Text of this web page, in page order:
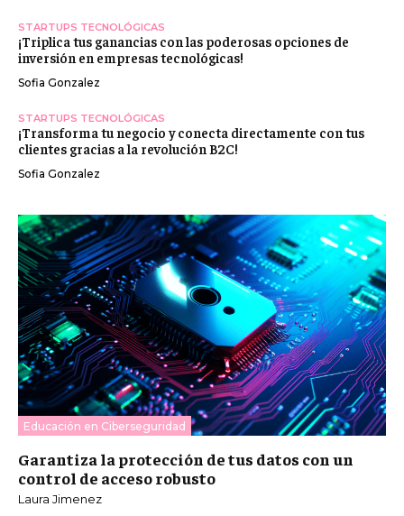
STARTUPS TECNOLÓGICAS
¡Triplica tus ganancias con las poderosas opciones de
inversión en empresas tecnológicas!
Sofia Gonzalez
STARTUPS TECNOLÓGICAS
¡Transforma tu negocio y conecta directamente con tus
clientes gracias a la revolución B2C!
Sofia Gonzalez
Educación en Ciberseguridad
Garantiza la protección de tus datos con un
control de acceso robusto
Laura Jimenez